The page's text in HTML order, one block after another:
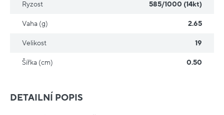
DETAILNÍ POPIS
Ryzost 585/1000 (14kt)
Vaha (g) 2.65
Velikost 19
Šířka (cm) 0.50